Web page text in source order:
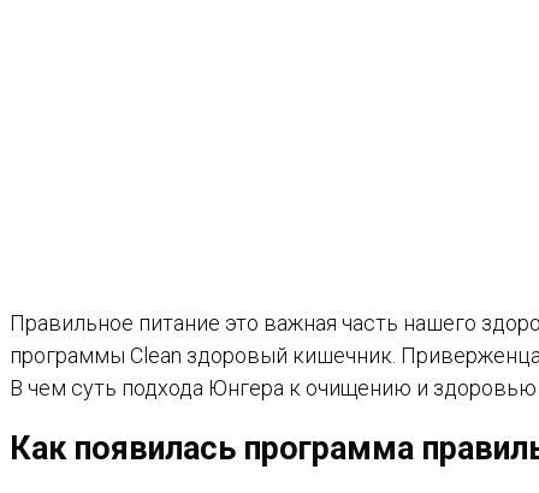
Правильное питание это важная часть нашего
программы Clean здоровый кишечник.
В чем суть подхода Юнгера к очищению и
Как появилась программа